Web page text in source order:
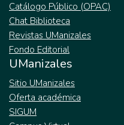
Catálogo Público (OPAC)
Chat Biblioteca
Revistas UManizales
Fondo Editorial
UManizales
Sitio UManizales
Oferta académica
SIGUM